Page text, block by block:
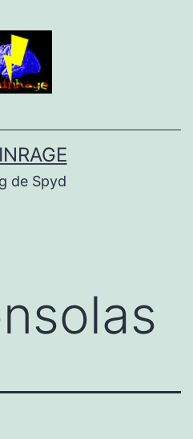
de Spyd